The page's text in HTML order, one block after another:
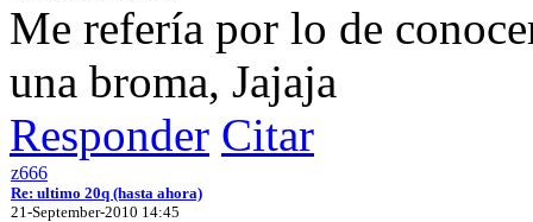
Me refería por lo de
una broma, Jajaja
Responder Citar
z666
Re: ultimo 20q (hasta ahora)
21-September-2010 14:45